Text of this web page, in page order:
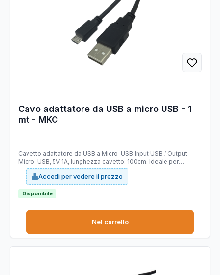
Cavo adattatore da USB a micro USB - 1
mt - MKC
Cavetto adattatore da USB a Micro-USB Input USB / Output
Micro-USB, 5V 1A, lunghezza cavetto: 100cm. Ideale per
connettere alla porta USB di computer, caricabatterie, hub, ecc.
tutti i dispositivi (smartphone, tablet, ecc.) con porta Micro-USB.
Accedi per vedere il prezzo
Disponibile
Nel carrello